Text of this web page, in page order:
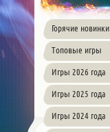
Горячие новинки
Топовые игры
Игры 2026 года
Игры 2025 года
Игры 2024 года